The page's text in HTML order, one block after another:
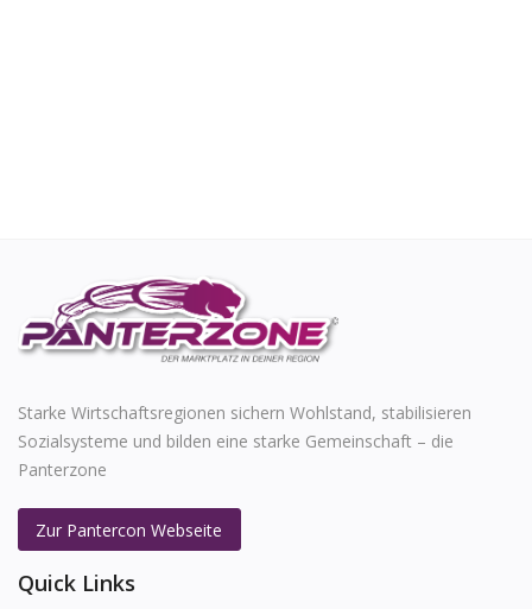
Starke Wirtschaftsregionen sichern Wohlstand, stabilisieren
Sozialsysteme und bilden eine starke Gemeinschaft – die
Panterzone
Zur Pantercon Webseite
Quick Links